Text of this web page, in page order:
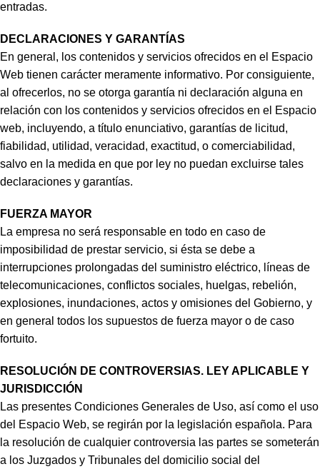
entradas.
DECLARACIONES Y GARANTÍAS
En general, los contenidos y servicios ofrecidos en el Espacio
Web tienen carácter meramente informativo. Por consiguiente,
al ofrecerlos, no se otorga garantía ni declaración alguna en
relación con los contenidos y servicios ofrecidos en el Espacio
web, incluyendo, a título enunciativo, garantías de licitud,
fiabilidad, utilidad, veracidad, exactitud, o comerciabilidad,
salvo en la medida en que por ley no puedan excluirse tales
declaraciones y garantías.
FUERZA MAYOR
La empresa no será responsable en todo en caso de
imposibilidad de prestar servicio, si ésta se debe a
interrupciones prolongadas del suministro eléctrico, líneas de
telecomunicaciones, conflictos sociales, huelgas, rebelión,
explosiones, inundaciones, actos y omisiones del Gobierno, y
en general todos los supuestos de fuerza mayor o de caso
fortuito.
RESOLUCIÓN DE CONTROVERSIAS. LEY APLICABLE Y
JURISDICCIÓN
Las presentes Condiciones Generales de Uso, así como el uso
del Espacio Web, se regirán por la legislación española. Para
la resolución de cualquier controversia las partes se someterán
a los Juzgados y Tribunales del domicilio social del